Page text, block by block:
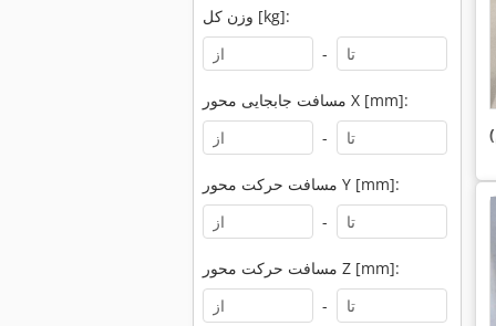
وزن کل [kg]:
-
مسافت جابجایی محور X [mm]:
-
مسافت حرکت محور Y [mm]:
-
مسافت حرکت محور Z [mm]:
-